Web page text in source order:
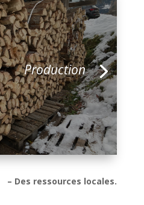
Production
– Des ressources locales.